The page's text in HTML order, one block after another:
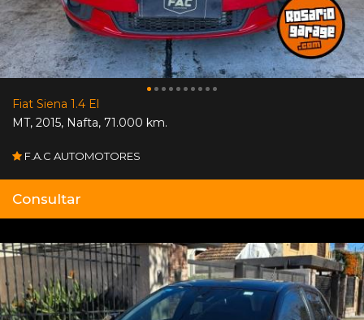
Fiat Siena 1.4 El
MT, 2015, Nafta, 71.000 km.
F.A.C AUTOMOTORES
Consultar